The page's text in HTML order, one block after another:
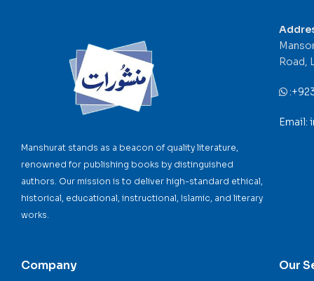
Manshurat stands as a beacon of quality literature,
renowned for publishing books by distinguished
authors. Our mission is to deliver high-standard ethical,
historical, educational, instructional, Islamic, and literary
works.
Company Our
Road,
:
Email: